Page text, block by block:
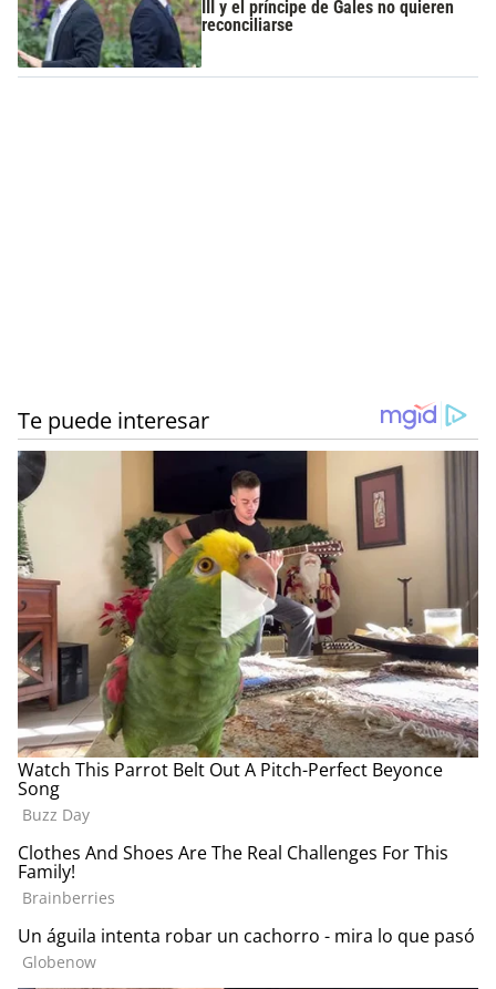
III y el príncipe de Gales no quieren
reconciliarse